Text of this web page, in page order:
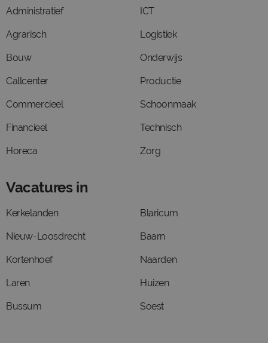
Administratief
Agrarisch
Bouw
Callcenter
Commercieel
Financieel
Horeca
ICT
Logistiek
Onderwijs
Productie
Schoonmaak
Technisch
Zorg
Vacatures in
Kerkelanden
Nieuw-Loosdrecht
Kortenhoef
Laren
Bussum
Blaricum
Baarn
Naarden
Huizen
Soest